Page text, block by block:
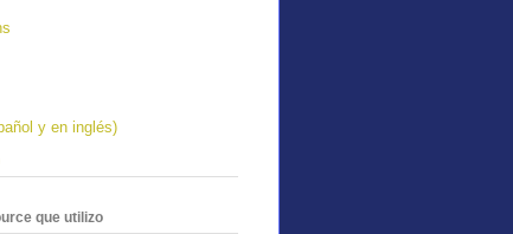
y en inglés)
que utilizo